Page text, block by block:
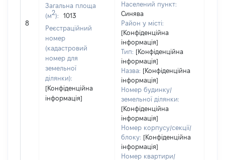
8
Загальна площа
(м2):
1013
Реєстраційний
номер
(кадастровий
номер для
земельної
ділянки):
[Конфіденційна
інформація]
Населений пункт:
Синява
Район у місті:
[Конфіденційна
інформація]
Тип: [Конфіденційна
інформація]
Назва: [Конфіденційна
інформація]
Номер будинку/
земельної ділянки:
[Конфіденційна
інформація]
Номер корпусу/секції/
блоку: [Конфіденційна
інформація]
Номер квартири/